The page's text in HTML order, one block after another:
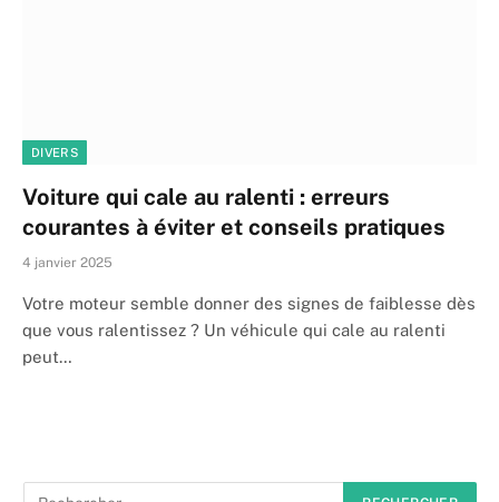
DIVERS
Voiture qui cale au ralenti : erreurs
courantes à éviter et conseils pratiques
4 janvier 2025
Votre moteur semble donner des signes de faiblesse dès
que vous ralentissez ? Un véhicule qui cale au ralenti
peut…